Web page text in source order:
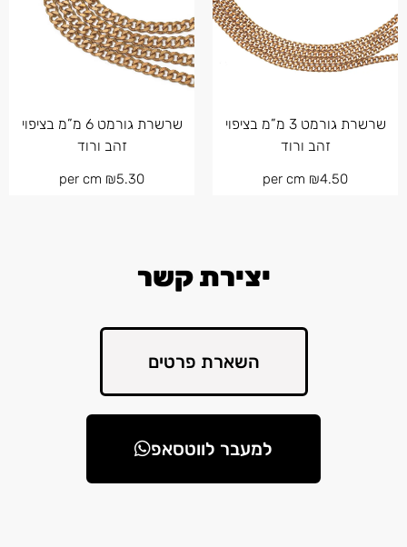
שרשרת גורמט 3 מ”מ בציפוי
זהב ורוד
₪4.50
שרשרת גורמט 6 מ”מ בציפוי
זהב ורוד
₪5.30
יצירת קשר
השארת פרטים
למעבר לווטסאפ